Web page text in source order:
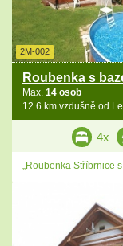
2M-002
Roubenka s
Max. 14 osob
12.6 km vzdušně od
4x
„Roubenka Stříbrnice